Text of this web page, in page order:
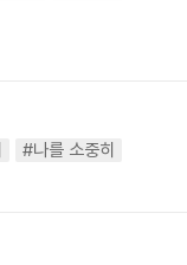
#나를 소중히